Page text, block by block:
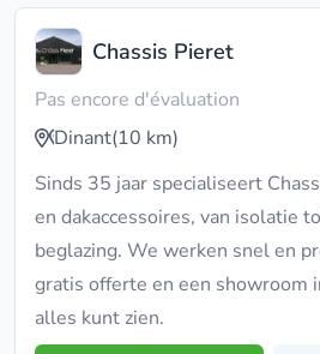
Chassis Pieret
Pas encore d'évaluation
Dinant(10 km)
Sinds 35 jaar specialiseert
en dakaccessoires, van isolatie
beglazing. We werken snel en
gratis offerte en een showroom
alles kunt zien.